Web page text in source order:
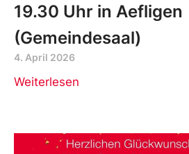
19.30 Uhr in Aefligen
(Gemeindesaal)
4. April 2026
Weiterlesen